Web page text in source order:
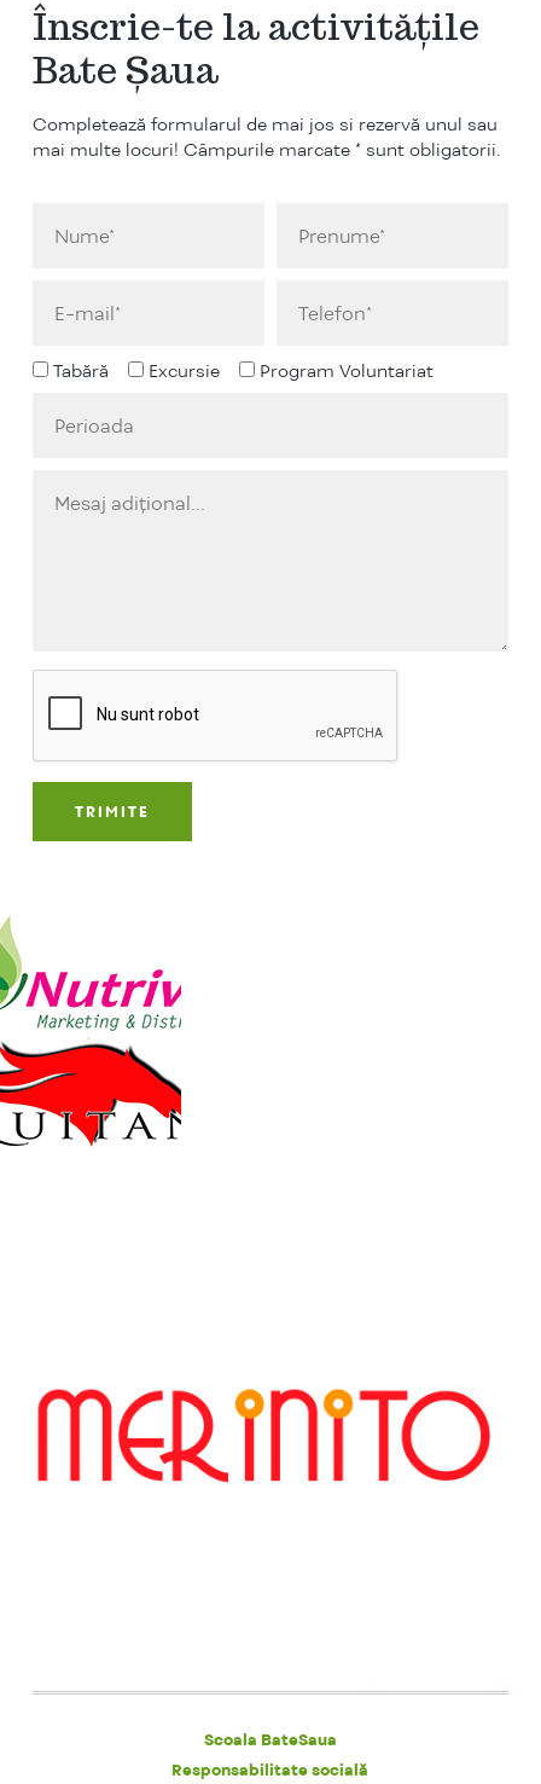
Înscrie-te la activitățile
Bate Șaua
Completează formularul de mai jos si rezervă unul sau
mai multe locuri! Câmpurile marcate * sunt obligatorii.
Tabără Excursie Program Voluntariat
Scoala BateSaua
Responsabilitate socială